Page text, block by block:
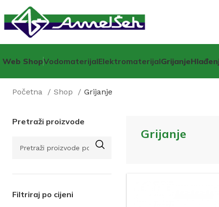
Web ShopVodomaterijalElektromaterijalGrijanje
Početna Shop Grijanje
Pretraži proizvode
Filtriraj po cijeni
Grijanje